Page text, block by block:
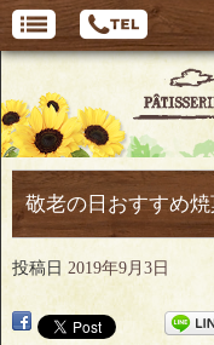
敬老の日おすすめ
投稿日 2019年9月3日